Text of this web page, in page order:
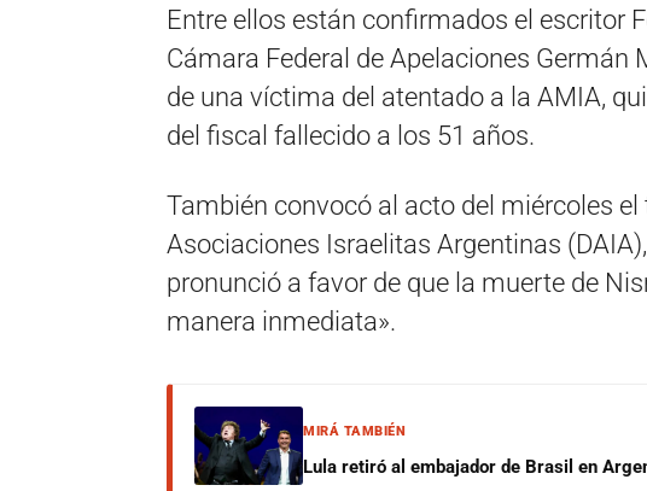
Entre ellos están confirmados el escritor
Cámara Federal de Apelaciones Germán
de una víctima del atentado a la AMIA,
del fiscal fallecido a los 51 años.
También convocó al acto del miércoles
Asociaciones Israelitas Argentinas
pronunció a favor de que la muerte de
manera inmediata».
MIRÁ TAMBIÉN
Lula retiró al embajador de Brasil en